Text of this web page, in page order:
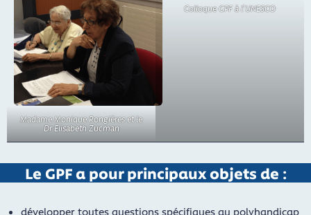
Madame Monique Rongières et le
Dr Elisabeth Zucman
Colloque GPF à l’UNESCO
Le GPF a pour principaux objets de :
développer toutes questions spécifiques au polyhandicap